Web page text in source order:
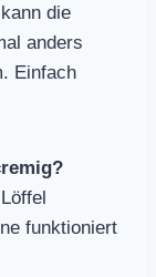
die
anders
Einfach
funktioniert